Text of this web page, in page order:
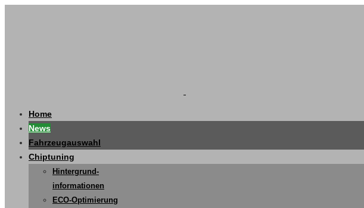
Home
News
Fahrzeugauswahl
Chiptuning
Hintergrund-
informationen
ECO-Optimierung